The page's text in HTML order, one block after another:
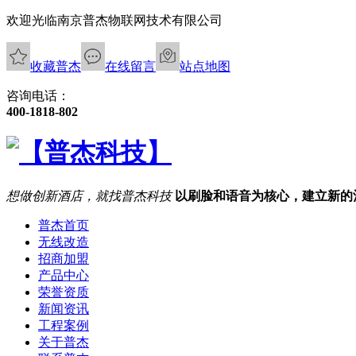
欢迎光临南京普杰物联网技术有限公司
收藏普杰 在线留言 站点地图
咨询电话：
400-1818-802
想做创新酒店，就找普杰科技 以刷脸和语音为核心，建立新
普杰首页
无线改造
招商加盟
产品中心
荣誉资质
新闻资讯
工程案例
关于普杰